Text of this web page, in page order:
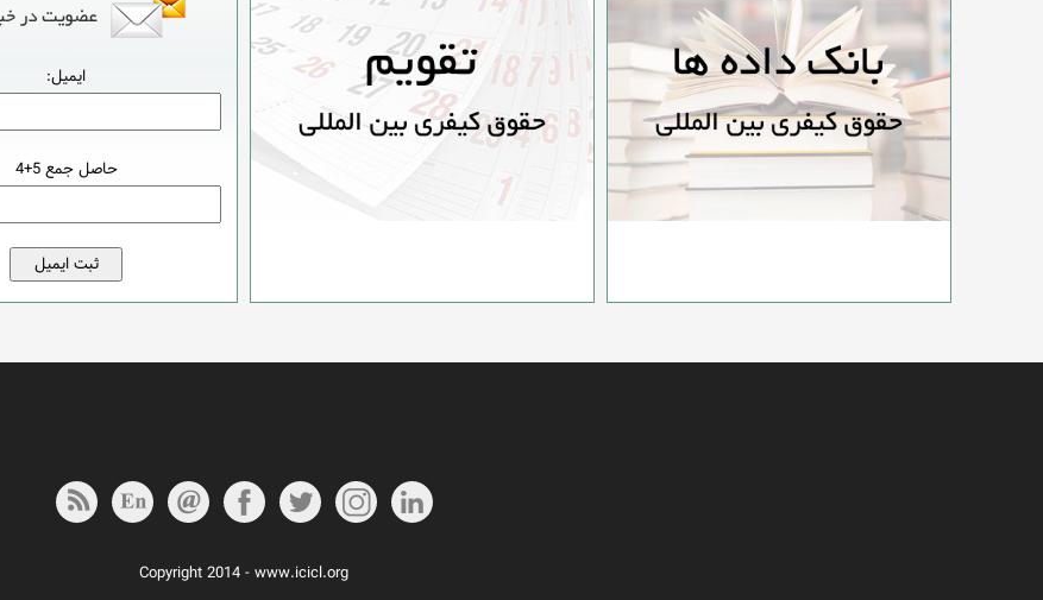
ایمیل:
حاصل جمع 5+4
Copyright 2014 - www.icicl.org